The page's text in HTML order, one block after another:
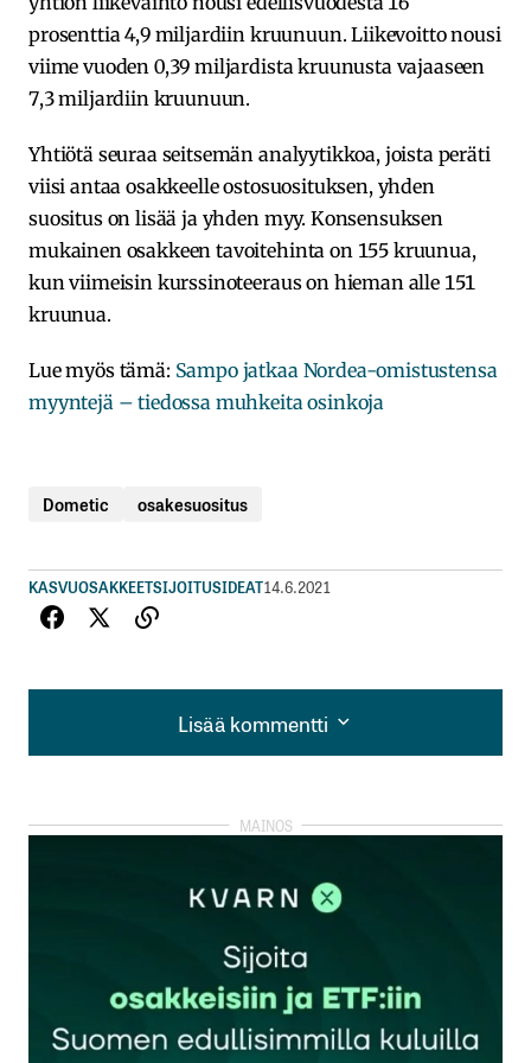
prosenttia 4,9 miljardiin kruunuun. Liikevoitto nousi
viime vuoden 0,39 miljardista kruunusta vajaaseen
7,3 miljardiin kruunuun.
Yhtiötä seuraa seitsemän analyytikkoa, joista peräti
viisi antaa osakkeelle ostosuosituksen, yhden
suositus on lisää ja yhden myy. Konsensuksen
mukainen osakkeen tavoitehinta on 155 kruunua,
kun viimeisin kurssinoteeraus on hieman alle 151
kruunua.
Lue myös tämä: Sampo jatkaa Nordea-omistustensa
myyntejä – tiedossa muhkeita osinkoja
Dometic osakesuositus
KASVUOSAKKEETSIJOITUSIDEAT14.6.2021
Lisää kommentti
Lisää kommentti
kirjautua
rekisteröityä